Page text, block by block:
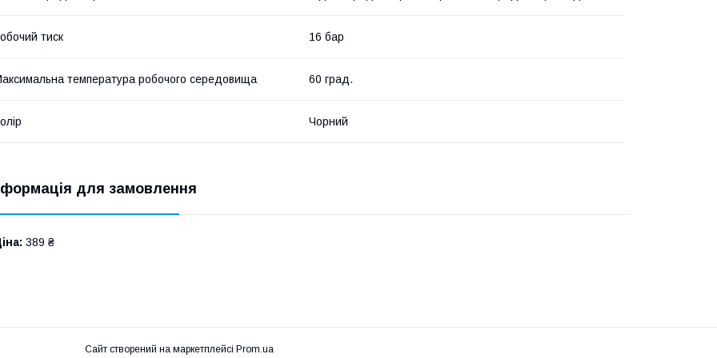
тиск 16 бар
температура робочого середовища 60 град.
Чорний
для замовлення
389 ₴
Сайт створений на маркетплейсі Prom.ua